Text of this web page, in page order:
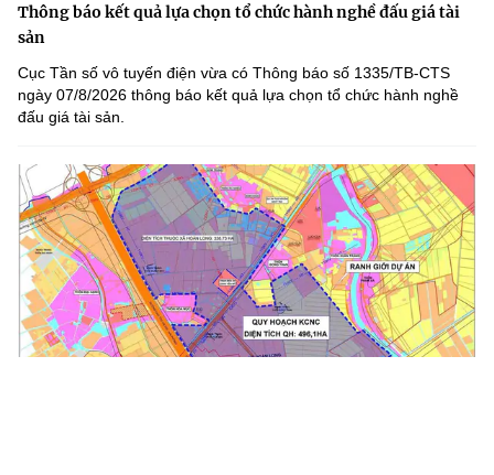
Thông báo kết quả lựa chọn tổ chức hành nghề đấu giá tài
sản
Cục Tần số vô tuyến điện vừa có Thông báo số 1335/TB-CTS
ngày 07/8/2026 thông báo kết quả lựa chọn tổ chức hành nghề
đấu giá tài sản.